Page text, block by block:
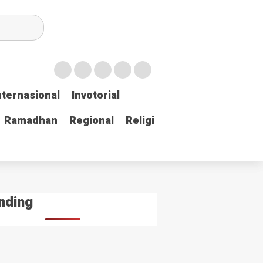
Invotorial
Ramadhan Regional
Religi
Invotorial
Ramadhan Regional
Religi